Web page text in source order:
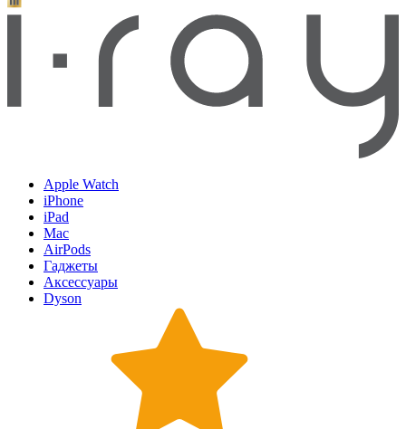
Apple Watch
iPhone
iPad
Mac
AirPods
Гаджеты
Аксессуары
Dyson